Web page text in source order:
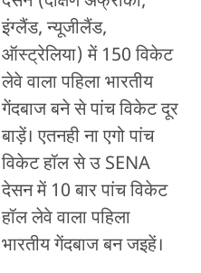
इंग्लैंड, न्यूजीलैंड,
ऑस्ट्रेलिया) में 150 विकेट
लेवे वाला पहिला भारतीय
गेंदबाज बने से पांच विकेट दूर
बाड़ें। एतनही ना एगो पांच
विकेट हॉल से उ SENA
देसन में 10 बार पांच विकेट
हॉल लेवे वाला पहिला
भारतीय गेंदबाज बन जइहें।